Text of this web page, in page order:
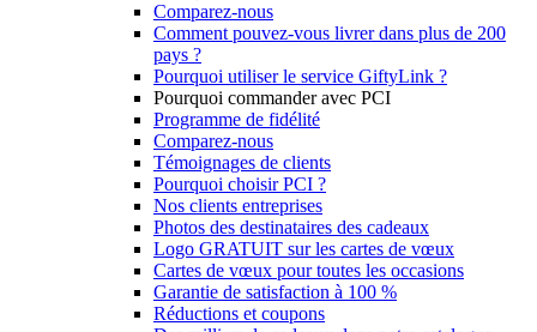
Comparez-nous
Comment pouvez-vous livrer dans plus de 200
pays ?
Pourquoi utiliser le service GiftyLink ?
Pourquoi commander avec PCI
Programme de fidélité
Comparez-nous
Témoignages de clients
Pourquoi choisir PCI ?
Nos clients entreprises
Photos des destinataires des cadeaux
Logo GRATUIT sur les cartes de vœux
Cartes de vœux pour toutes les occasions
Garantie de satisfaction à 100 %
Réductions et coupons